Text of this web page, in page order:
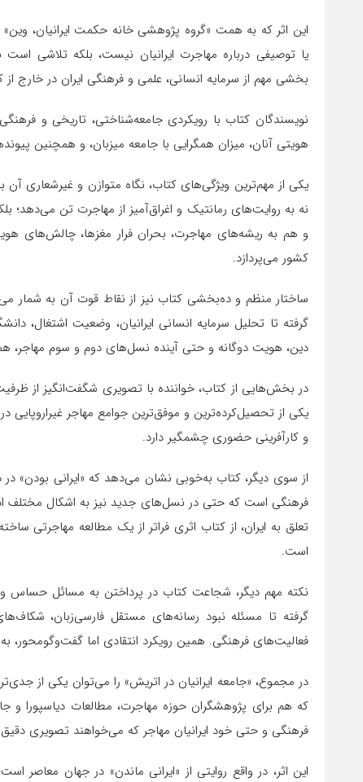
این اثر که به همت «گروه پژوهشی خانه حکمت ایرانیان،
یا توصیفی درباره مهاجرت ایرانیان نیست، بلکه تلاشی
بخشی مهم از سرمایه انسانی، علمی و فرهنگی ایران در خارج
نویسندگان کتاب با رویکردی جامعه‌شناختی، تاریخی و
هویتی آنان، میزان همگرایی با جامعه میزبان، و همچنین
یکی از مهم‌ترین ویژگی‌های کتاب، نگاه متوازن و غیرشعاری
نه به روایت‌های رمانتیک و اغراق‌آمیز از مهاجرت تن
و هم به ریشه‌های مهاجرت، بحران فرار مغزها، چالش‌های
کشور می‌پردازد.
ساختار منظم و ده‌بخشی کتاب نیز از نقاط قوت آن به شمار
گرفته تا تحلیل سرمایه انسانی ایرانیان، وضعیت اشتغال،
دین، هویت دوگانه و حتی آینده نسل‌های دوم و سوم مهاجر،
در بخش‌هایی از کتاب، خواننده با تصویری شگفت‌انگیز از
یکی از تحصیل‌کرده‌ترین و موفق‌ترین جوامع مهاجر
و کارآفرینی حضوری چشمگیر دارد.
از سوی دیگر، کتاب به‌خوبی نشان می‌دهد که «ایرانی بودن»
فرهنگی است که حتی در نسل‌های جدید نیز به اشکال مختلف
تعلق به ایران، از کتاب اثری فراتر از یک مطالعه مهاجرتی
است.
نکته مهم دیگر، شجاعت کتاب در پرداختن به مسائل حساس و
گرفته تا مسئله نبود رسانه‌های مستقل فارسی‌زبان،
فعالیت‌های فرهنگی. همین رویکرد انتقادی اما
در مجموع، «جامعه ایرانیان در اتریش» را می‌توان یکی از
که هم برای پژوهشگران حوزه مهاجرت، مطالعات دیاسپورا و
فرهنگی و حتی خود ایرانیان مهاجر که می‌خواهند تصویری
این اثر، در واقع روایتی از «ایرانی ماندن» در جهان